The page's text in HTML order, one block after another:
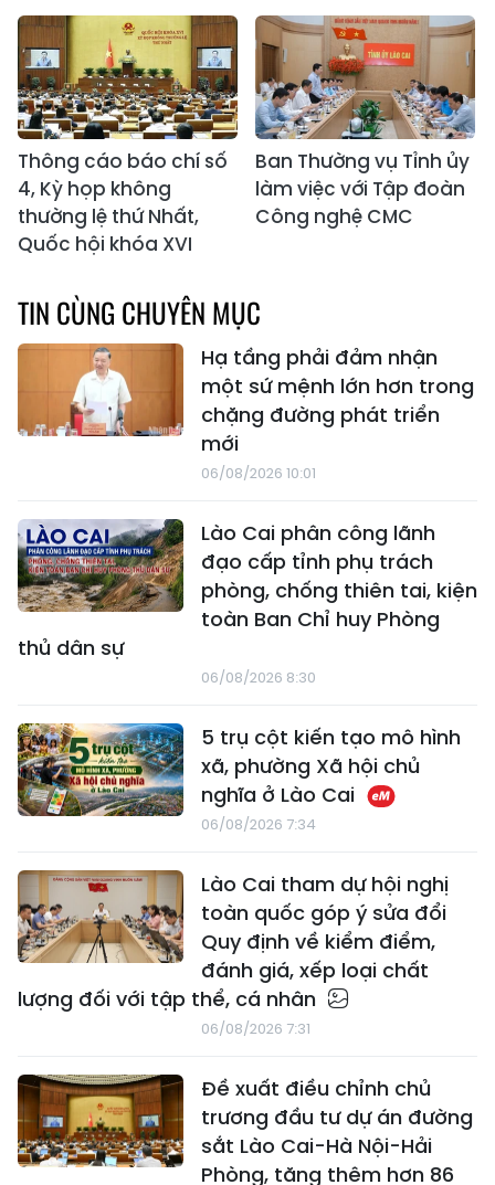
Thông cáo báo chí số
4, Kỳ họp không
thường lệ thứ Nhất,
Quốc hội khóa XVI
Ban Thường vụ Tỉnh ủy
làm việc với Tập đoàn
Công nghệ CMC
TIN CÙNG CHUYÊN MỤC
Hạ tầng phải đảm nhận
một sứ mệnh lớn hơn trong
chặng đường phát triển
mới
06/08/2026 10:01
Lào Cai phân công lãnh
đạo cấp tỉnh phụ trách
phòng, chống thiên tai, kiện
toàn Ban Chỉ huy Phòng
thủ dân sự
06/08/2026 8:30
5 trụ cột kiến tạo mô hình
xã, phường Xã hội chủ
nghĩa ở Lào Cai
06/08/2026 7:34
Lào Cai tham dự hội nghị
toàn quốc góp ý sửa đổi
Quy định về kiểm điểm,
đánh giá, xếp loại chất
lượng đối với tập thể, cá nhân
06/08/2026 7:31
Đề xuất điều chỉnh chủ
trương đầu tư dự án đường
sắt Lào Cai-Hà Nội-Hải
Phòng, tăng thêm hơn 86